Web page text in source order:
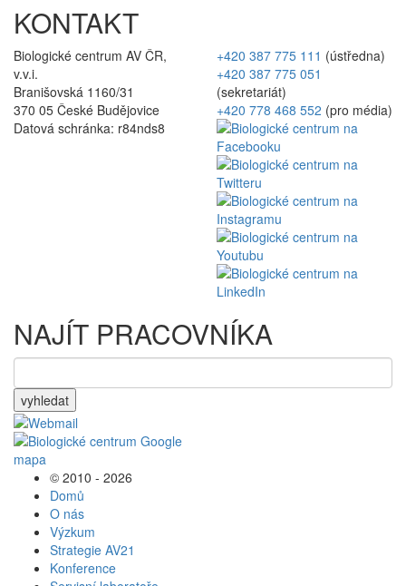
KONTAKT
Biologické centrum AV ČR,
v.v.i.
Branišovská 1160/31
370 05 České Budějovice
Datová schránka: r84nds8
+420 387 775 111 (ústředna)
+420 387 775 051
(sekretariát)
+420 778 468 552 (pro média)
NAJÍT PRACOVNÍKA
vyhledat
© 2010 - 2026
Domů
O nás
Výzkum
Strategie AV21
Konference